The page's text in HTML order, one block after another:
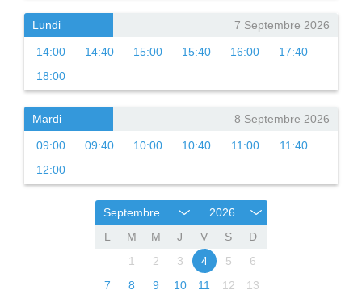
Lundi 7 Septembre 2026
14:00 14:40 15:00 15:40 16:00
17:40
18:00
Mardi 8 Septembre 2026
09:00 09:40 10:00 10:40 11:00
11:40
12:00
Septembre
2026
L
M M J V S
D
1
2 3 4 5
6
7
8 9 10 11 12
13